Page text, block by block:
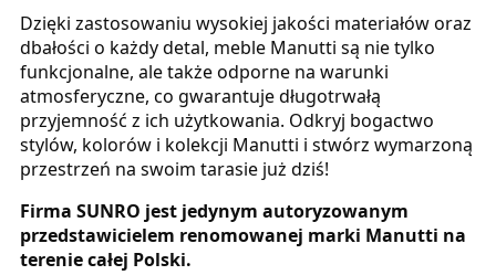
Dzięki zastosowaniu wysokiej jakości materiałów oraz
dbałości o każdy detal, meble Manutti są nie tylko
funkcjonalne, ale także odporne na warunki
atmosferyczne, co gwarantuje długotrwałą
przyjemność z ich użytkowania. Odkryj bogactwo
stylów, kolorów i kolekcji Manutti i stwórz wymarzoną
przestrzeń na swoim tarasie już dziś!
Firma SUNRO jest jedynym autoryzowanym
przedstawicielem renomowanej marki Manutti na
terenie całej Polski.